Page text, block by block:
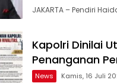
JAKARTA – Pendiri
Kapolri Dinilai
Penanganan
News Kamis, 16 Juli